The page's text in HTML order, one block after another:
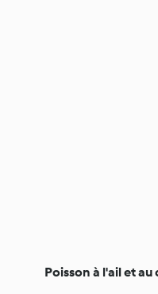
Poisson à l'ail et au